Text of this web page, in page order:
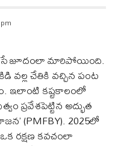
జూదంలా మారిపోయింది.
వల్ల చేతికి వచ్చిన పంట
ఇలాంటి కష్టకాలంలో
ప్రవేశపెట్టిన అద్భుత
(PMFBY). 2025లో
రక్షణ కవచంలా